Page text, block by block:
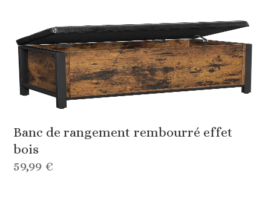
Banc de rangement rembourré effet
bois
59,99 €